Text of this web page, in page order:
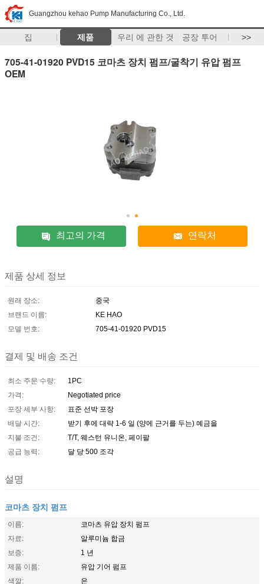
Guangzhou kehao Pump Manufacturing Co., Ltd.
집 제품 우리 에 관한 것 공장 투어 >>
705-41-01920 PVD15 코마츠 장치 펌프/굴착기 유압 펌프
OEM
최고의 가격 연락처
제품 상세 정보
원래 장소:
중국
브랜드 이름:
KE HAO
모델 번호:
705-41-01920 PVD15
결제 및 배송 조건
최소 주문 수량:
1PC
가격:
Negotiated price
포장 세부 사항:
표준 선박 포장
배달 시간:
받기 후에 대략 1-6 일 (양에 근거를 두는) 예금을
지불 조건:
T/T, 웨스턴 유니온, 페이팔
공급 능력:
달 당 500 조각
설명
코마츠 장치 펌프
이름:
코마츠 유압 장치 펌프
자료:
알루미늄 합금
보증:
1 년
제품 이름:
유압 기어 펌프
색깔:
은